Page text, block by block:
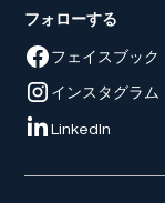
フォローする
フェイスブック
インスタグラム
LinkedIn